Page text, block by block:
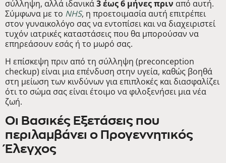
σύλληψη, αλλά ιδανικά3 έως 6 μήνες πριν από αυτή.
Σύμφωνα με το NHS, η προετοιμασία αυτή επιτρέπει
στον γυναικολόγο σας να εντοπίσει και να διαχειριστεί
τυχόν ιατρικές καταστάσεις που θα μπορούσαν να
επηρεάσουν εσάς ή το μωρό σας.
Η επίσκεψη πριν από τη σύλληψη (preconception
checkup) είναι μια επένδυση στην υγεία, καθώς βοηθά
στη μείωση των κινδύνων για επιπλοκές και διασφαλίζει
ότι το σώμα σας είναι έτοιμο να φιλοξενήσει μια νέα
ζωή.
Οι Βασικές Εξετάσεις που
περιλαμβάνει ο Προγεννητικός
Έλεγχος